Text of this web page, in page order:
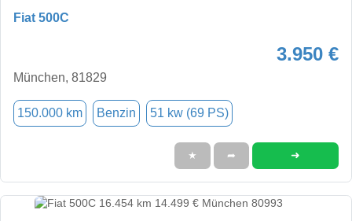
Fiat 500C
3.950 €
München, 81829
150.000 km Benzin 51 kw (69 PS)
★ ➦ ➜